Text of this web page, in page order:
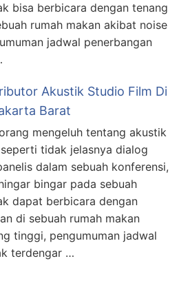
bisa berbicara dengan tenang
rumah makan akibat noise
jadwal penerbangan
Akustik Studio Film Di
Barat
mengeluh tentang akustik
tidak jelasnya dialog
dalam sebuah konferensi,
bingar pada sebuah
dapat berbicara dengan
di sebuah rumah makan
tinggi, pengumuman jadwal
terdengar …